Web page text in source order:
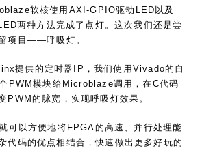
软核使用AXI-GPIO驱动LED以及
两种方法完成了点灯。这次我们还是尝
项目——呼吸灯。
提供的定时器IP，我们使用Vivado的自
PWM模块给Microblaze调用，在C代码
PWM的脉宽，实现呼吸灯效果。
可以方便地将FPGA的高速、并行处理能
代码的优点相结合，快速做出更多好玩的